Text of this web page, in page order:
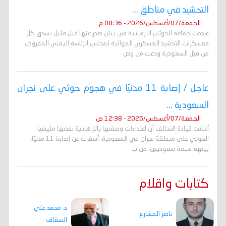
التحشيد في مناطق ...
الجمعة/07/أغسطس/2026 - 08:36 م
هددت جماعة الحوثي الارهابية في بيان صدر عنها قبل قليل بسحق كل
معسكرات التحشيد العسكري الموالية لمجلس الرئاسة اليمني المفروض
من قبل السعودية ودعت من وص
عاجل / إصابة 11 مدنيًا في هجوم حوثي على نجران
السعودية ...
الجمعة/07/أغسطس/2026 - 12:38 ص
أعلنت قيادة التحالف أن اعتداءات وصفتها بالإرهابية نفذتها مليشيا
الحوثي على منطقة نجران في السعودية، أسفرت عن إصابة 11 مدنيًا،
بينهم سبعة سعوديين، من ب
كتابات واقلام
ناصر المشارع
د. محمد علي
السقاف